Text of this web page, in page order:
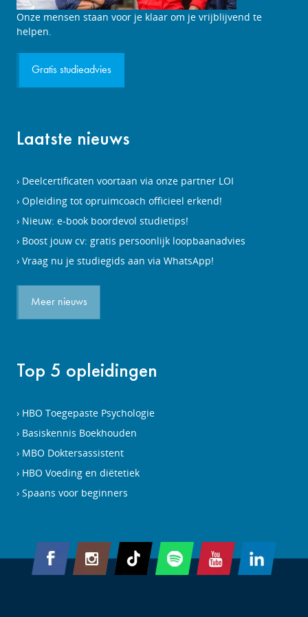
Studieadviesgesprek
aanvragen
Onze mensen staan voor je klaar om je vrijblijvend te
helpen.
Gratis studieadvies
Laatste nieuws
Deelcertificaten voortaan via onze partner LOI
Opleiding tot opruimcoach officieel erkend!
Nieuw: e-book boordevol studietips!
Boost jouw cv: gratis persoonlijk loopbaanadvies
Vraag nu je studiegids aan via WhatsApp!
Meer nieuws
Top 5 opleidingen
HBO Toegepaste Psychologie
Basiskennis Boekhouden
MBO Doktersassistent
HBO Voeding en diëtetiek
Spaans voor beginners